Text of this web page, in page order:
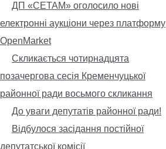
ДП «СЕТАМ» оголосило нові
електронні аукціони через платформу
OpenMarket
Скликається чотирнадцята
позачергова сесія Кременчуцької
районної ради восьмого скликання
До уваги депутатів районної ради!
Відбулося засідання постійної
депутатської комісії